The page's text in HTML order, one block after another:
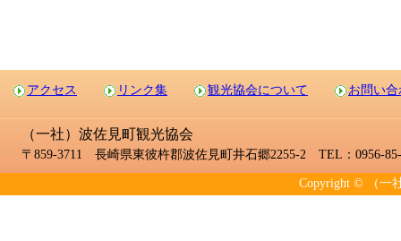
アクセス リンク集 観光協会について お問い
（一社）波佐見町観光協会
〒859-3711 長崎県東彼杵郡波佐見町井石郷2255-2 TEL：0956-
Copyright © （一